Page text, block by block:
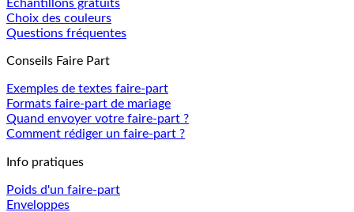
Échantillons gratuits
Choix des couleurs
Questions fréquentes
Conseils Faire Part
Exemples de textes faire-part
Formats faire-part de mariage
Quand envoyer votre faire-part ?
Comment rédiger un faire-part ?
Info pratiques
Poids d'un faire-part
Enveloppes